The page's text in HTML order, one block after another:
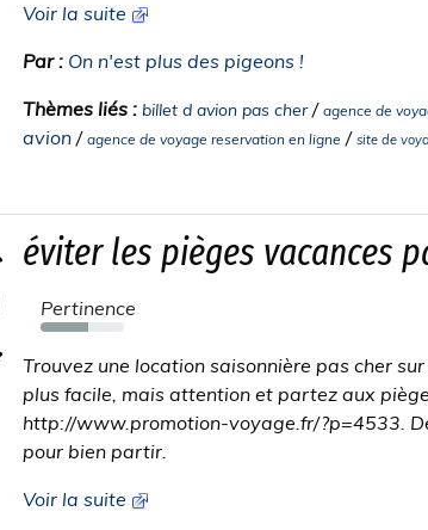
Voir la suite
Par : On n'est plus des pigeons !
Thèmes liés : billet d avion pas cher/ agence de
avion / agence de voyage reservation en ligne / site de
éviter les pièges vacances
Pertinence
57%
Trouvez une location saisonnière pas cher
plus facile, mais attention et partez aux
http://www.promotion-voyage.fr/?p=4533.
pour bien partir.
Voir la suite